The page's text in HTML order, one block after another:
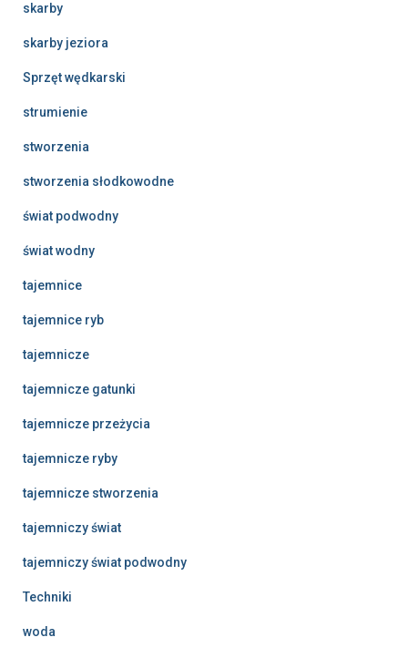
skarby
skarby jeziora
Sprzęt wędkarski
strumienie
stworzenia
stworzenia słodkowodne
świat podwodny
świat wodny
tajemnice
tajemnice ryb
tajemnicze
tajemnicze gatunki
tajemnicze przeżycia
tajemnicze ryby
tajemnicze stworzenia
tajemniczy świat
tajemniczy świat podwodny
Techniki
woda